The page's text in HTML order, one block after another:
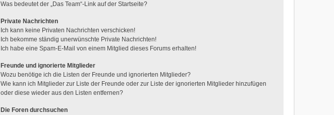
Was bedeutet der „Das Team“-Link auf der Startseite?
Private Nachrichten
Ich kann keine Privaten Nachrichten verschicken!
Ich bekomme ständig unerwünschte Private Nachrichten!
Ich habe eine Spam-E-Mail von einem Mitglied dieses Forums erhalten!
Freunde und ignorierte Mitglieder
Wozu benötige ich die Listen der Freunde und ignorierten Mitglieder?
Wie kann ich Mitglieder zur Liste der Freunde oder zur Liste der ignorierten Mitglieder hinzufügen
oder diese wieder aus den Listen entfernen?
Die Foren durchsuchen